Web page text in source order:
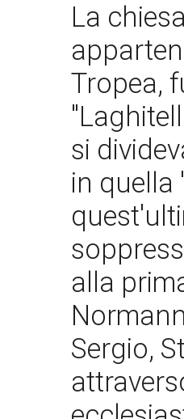
La
Tropea,
si
in quella
alla
Sergio,